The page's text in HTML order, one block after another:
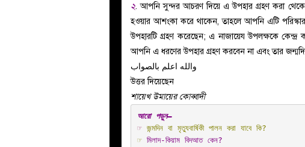
২. আপনি সুন্দর আচরণ দিয়ে এ উপহার গ্রহণ করা থেকে
হওয়ার আশংকা করে থাকেন, তাহলে আপনি এটি
উপহারটি গ্রহণ করেছেন; এ নাজায়েয উপলক্ষকে
আপনি এ ধরণের উপহার গ্রহণ করবেন না এবং তার
والله اعلم بالصواب
উত্তর দিয়েছেন
শায়েখ উমায়ের কোব্বাদী
আরো পড়ুন–
☞ জন্মদিন বা মৃত্যুবার্ষিকী পালন করা যাবে কি?
☞ মিলাদ-কিয়াম বিদআত কেন?